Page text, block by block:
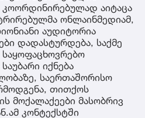
კოორდინირებულად აიტაცა
ონლაინმედიამ,
აუდიტორია
დადასტურდება, საქმე
იქნება
საერთაშორისო
თითქოს
მოქალაქეები მასობრივ
კონტექსტში